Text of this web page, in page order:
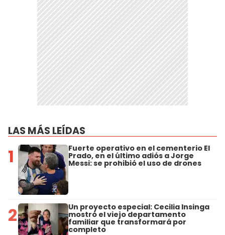
LAS MÁS LEÍDAS
1 Fuerte operativo en el cementerio El
Prado, en el último adiós a Jorge
Messi: se prohibió el uso de drones
2 Un proyecto especial: Cecilia Insinga
mostró el viejo departamento
familiar que transformará por
completo